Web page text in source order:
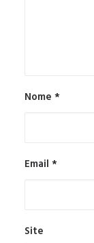
Nome *
Email *
Site